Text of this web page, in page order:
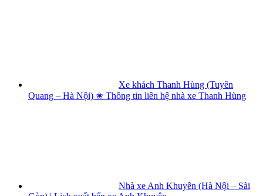
Xe khách Thanh Hùng (Tuyên
Quang – Hà Nội) ✬ Thông tin liên hệ nhà xe Thanh Hùng
Nhà xe Anh Khuyên (Hà Nội – Sài